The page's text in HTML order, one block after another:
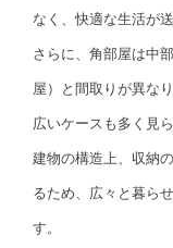
なく、快適な生活が
さらに、角部屋は中
屋）と間取りが異な
広いケースも多く見ら
建物の構造上、収納
るため、広々と暮ら
す。